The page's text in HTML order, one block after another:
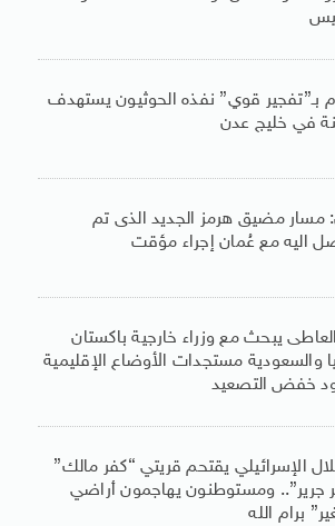
بـ”تفجير قوي” نفذه الحوثيون يستهدف
في خليج عدن
مسار مضيق هرمز الجديد الذى تم
اليه مع عُمان إجراء مؤقت
يبحث مع وزراء خارجية باكستان
والسعودية مستجدات الأوضاع الإقليمية
خفض التصعيد
الإسرائيلي يقتحم قريتي “كفر مالك”
جرير”.. ومستوطنون يهاجمون أراضي
برام الله